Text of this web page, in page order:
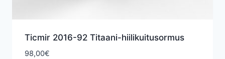
Ticmir 2016-92 Titaani-hiilikuitusormus
98,00€